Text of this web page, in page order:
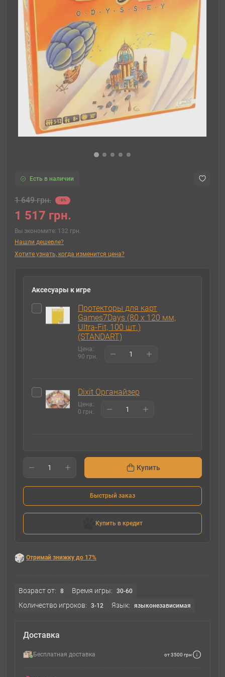
Есть в наличии
1 649 грн. -8%
1 517 грн.
Вы экономите: 132 грн.
Нашли дешевле?
Хотите узнать, когда изменится цена?
Аксесуары к игре
Протекторы для карт
Games7Days (80 х 120 мм,
Ultra-Fit, 100 шт.)
(STANDART)
Цена:
90 грн.
Dixit Органайзер
Цена:
0 грн.
Купить
Быстрый заказ
Купить в кредит
Отримай знижку до 17%
Возраст от: 8 Время игры: 30-60
Количество игроков: 3-12 Язык: языконезависимая
Доставка
Бесплатная доставка от 3500 грн